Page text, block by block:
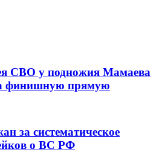
СВО у подножия Мамаева
финишную прямую
за систематическое
о ВС РФ